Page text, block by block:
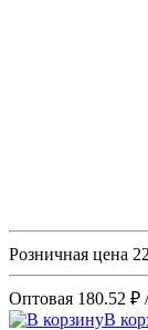
Розничная цена
Оптовая 180.52 ₽
В